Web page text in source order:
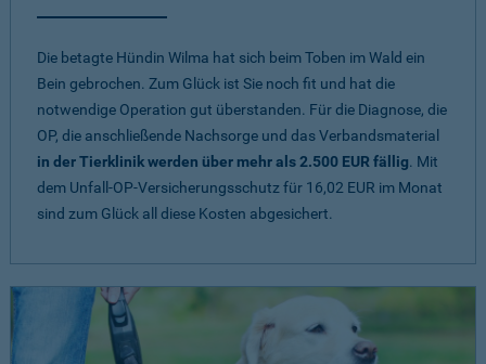
Die betagte Hündin Wilma hat sich beim Toben im Wald ein
Bein gebrochen. Zum Glück ist Sie noch fit und hat die
notwendige Operation gut überstanden. Für die Diagnose, die
OP, die anschließende Nachsorge und das Verbandsmaterial
in der Tierklinik werden über mehr als 2.500 EUR fällig. Mit
dem Unfall-OP-Versicherungsschutz für 16,02 EUR im Monat
sind zum Glück all diese Kosten abgesichert.